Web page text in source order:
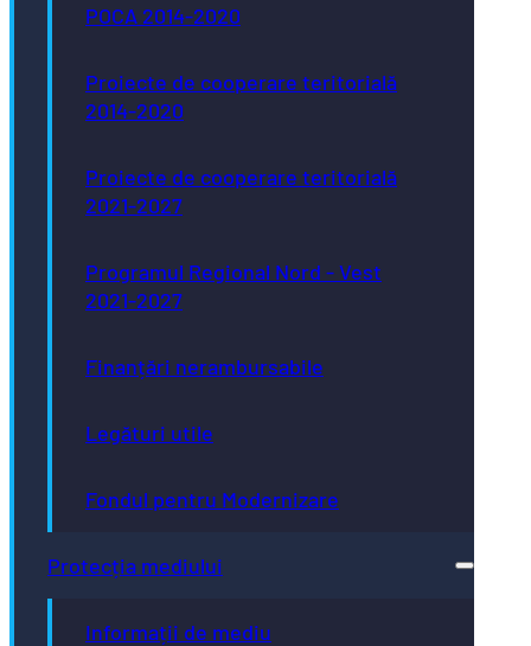
POCA 2014-2020
Proiecte de cooperare teritorială
2014-2020
Proiecte de cooperare teritorială
2021-2027
Programul Regional Nord - Vest
2021-2027
Finanțări nerambursabile
Legături utile
Fondul pentru Modernizare
Protecția mediului
Informații de mediu